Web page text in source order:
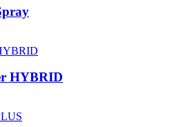
HYBRID